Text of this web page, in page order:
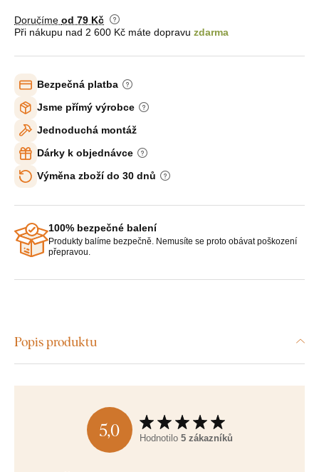
Doručíme od 79 Kč
Při nákupu nad 2 600 Kč máte dopravu zdarma
Bezpečná platba
Jsme přímý výrobce
Jednoduchá montáž
Dárky k objednávce
Výměna zboží do 30 dnů
100% bezpečné balení
Produkty balíme bezpečně. Nemusíte se proto obávat poškození
přepravou.
Popis produktu
5,0 Hodnotilo 5 zákazníků